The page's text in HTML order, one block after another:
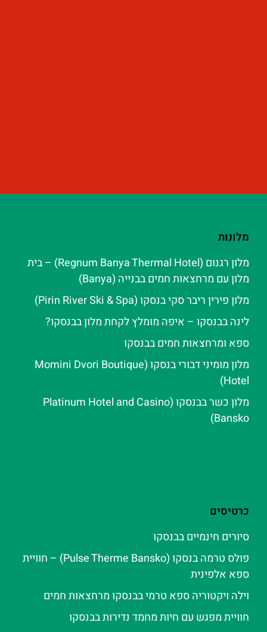
מלונות
מלון רגנום (Regnum Banya Thermal Hotel) – בית
מלון עם מרחצאות חמים בבנייה (Banya)
מלון פירין ריבר סקי בנסקו (Pirin River Ski & Spa‬)
לינה בבנסקו – איפה מומלץ לקחת מלון בבנסקו?
ספא ומרחצאות חמים בבנסקו
מלון מומיני דבורי בנסקו (Momini Dvori Boutique
Hotel)
מלון כשר בבנסקו (Platinum Hotel and Casino
Bansko)
כרטיסים
סיורים חינמיים בבנסקו
פולס טרמה בנסקו (Pulse Therme Bansko) – חוויית
ספא אלפינית
וילה ויקטוריה ספא טרמי בבנסקו מרחצאות חמים
חוויית מפגש עם חיות מחמד נדירות בבנסקו